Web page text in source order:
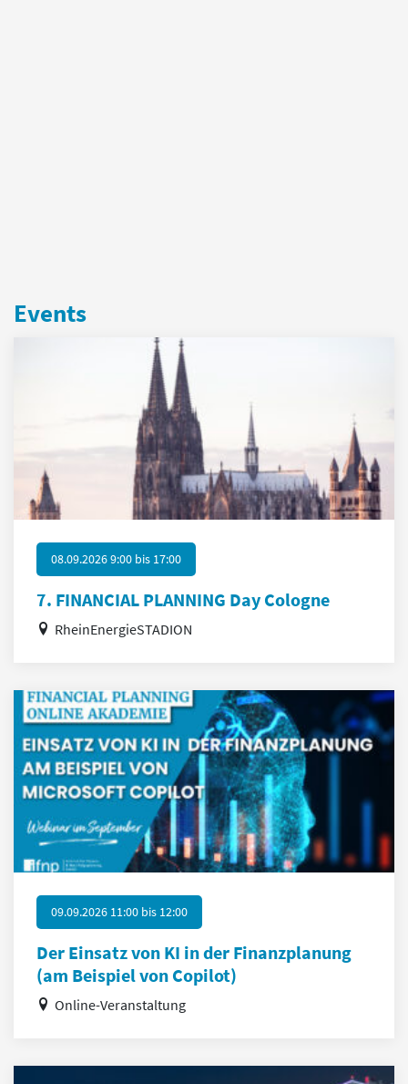
Events
08.09.2026 9:00 bis 17:00
7. FINANCIAL PLANNING Day Cologne
RheinEnergieSTADION
09.09.2026 11:00 bis 12:00
Der Einsatz von KI in der Finanzplanung
(am Beispiel von Copilot)
Online-Veranstaltung